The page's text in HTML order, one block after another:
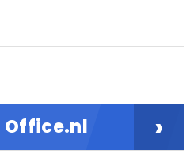
Office.nl ›